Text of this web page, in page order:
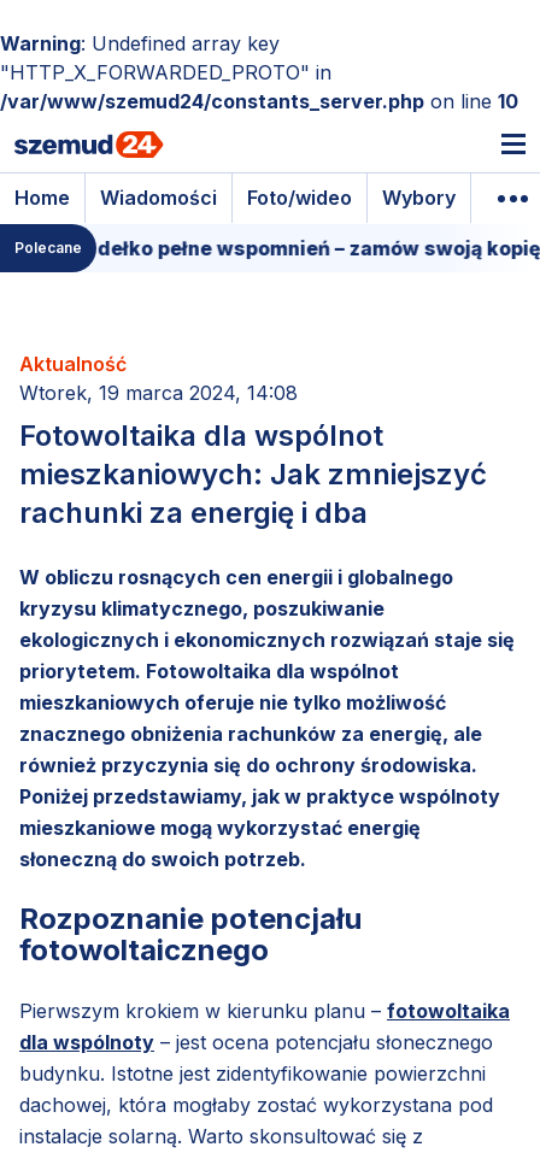
Warning: Undefined array key
"HTTP_X_FORWARDED_PROTO" in
/var/www/szemud24/constants_server.php on line 10
Home Wiadomości Foto/wideo Wybory
Polecane
pudełko pełne wspomnień – zamów swoją kopię!
Aktualność
Wtorek, 19 marca 2024, 14:08
Fotowoltaika dla wspólnot
mieszkaniowych: Jak zmniejszyć
rachunki za energię i dba
W obliczu rosnących cen energii i globalnego
kryzysu klimatycznego, poszukiwanie
ekologicznych i ekonomicznych rozwiązań staje się
priorytetem. Fotowoltaika dla wspólnot
mieszkaniowych oferuje nie tylko możliwość
znacznego obniżenia rachunków za energię, ale
również przyczynia się do ochrony środowiska.
Poniżej przedstawiamy, jak w praktyce wspólnoty
mieszkaniowe mogą wykorzystać energię
słoneczną do swoich potrzeb.
Rozpoznanie potencjału
fotowoltaicznego
Pierwszym krokiem w kierunku planu – fotowoltaika
dla wspólnoty – jest ocena potencjału słonecznego
budynku. Istotne jest zidentyfikowanie powierzchni
dachowej, która mogłaby zostać wykorzystana pod
instalacje solarną. Warto skonsultować się z